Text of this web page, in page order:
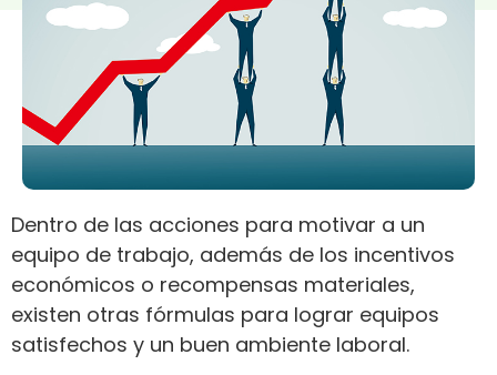
Dentro de las acciones para motivar a un
equipo de trabajo, además de los incentivos
económicos o recompensas materiales,
existen otras fórmulas para lograr equipos
satisfechos y un buen ambiente laboral.